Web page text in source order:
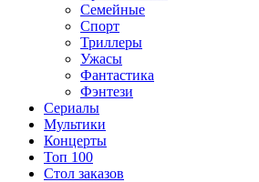
Семейные
Спорт
Триллеры
Ужасы
Фантастика
Фэнтези
Сериалы
Мультики
Концерты
Топ 100
Стол заказов